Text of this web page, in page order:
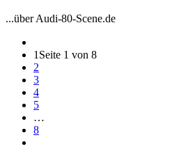
...über Audi-80-Scene.de
1 Seite 1 von 8
2
3
4
5
…
8